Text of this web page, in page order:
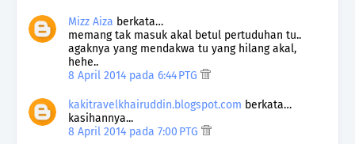
Mizz Aiza berkata…
memang tak masuk akal betul pertuduhan tu..
agaknya yang mendakwa tu yang hilang akal,
hehe..
8 April 2014 pada 6:44 PTG
kakitravelkhairuddin.blogspot.com berkata…
kasihannya...
8 April 2014 pada 7:00 PTG